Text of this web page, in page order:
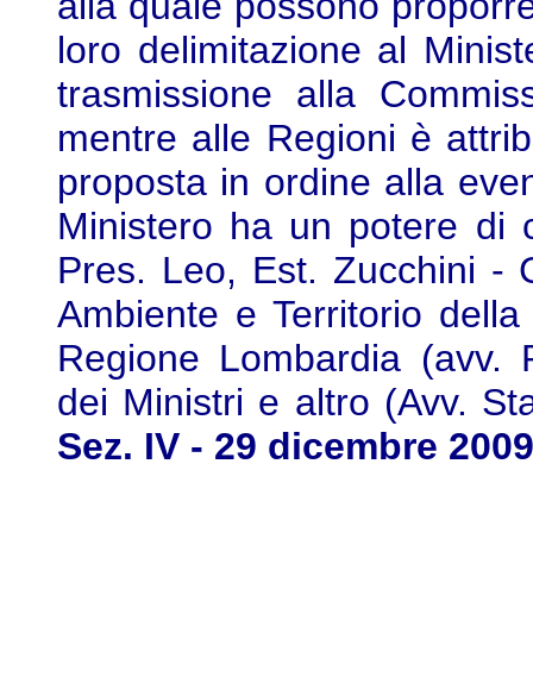
loro delimitazione al
trasmissione alla
mentre alle Regioni è
proposta in ordine alla
Ministero ha un potere di
Pres. Leo, Est. Zucchini -
Ambiente e Territorio
Regione Lombardia (avv.
dei Ministri e altro (Avv.
Sez. IV - 29 dicembre